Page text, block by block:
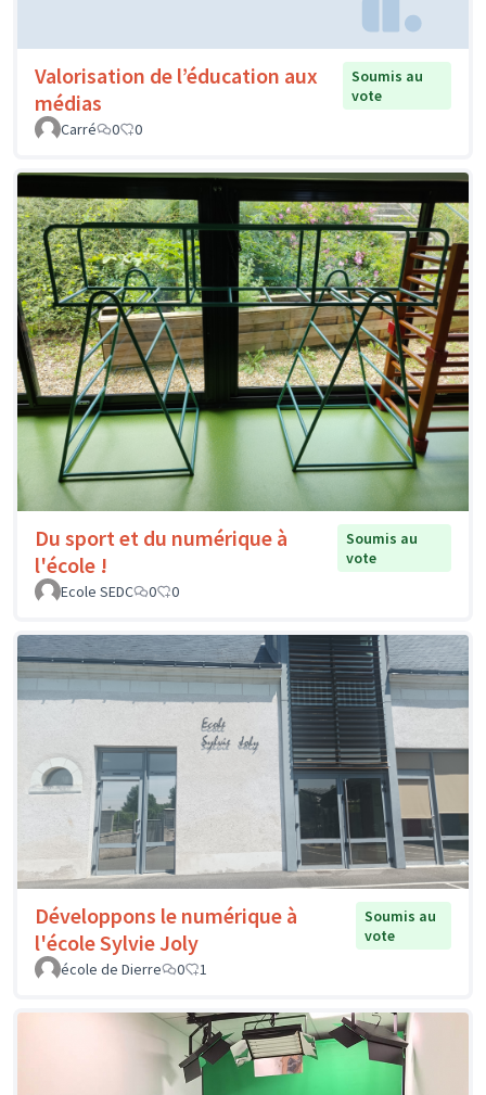
Valorisation de l’éducation aux
médias
Soumis au
vote
Carré
0 0
Du sport et du numérique à
l'école !
Soumis au
vote
Ecole SEDC
0 0
Développons le numérique à
l'école Sylvie Joly
Soumis au
vote
école de Dierre
0 1